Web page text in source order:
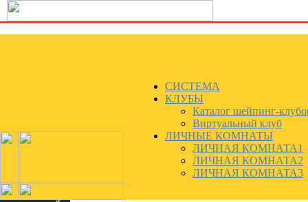
СИСТЕМА
КЛУБЫ
Каталог шейпинг-
Виртуальный клуб
ЛИЧНЫЕ КОМНАТЫ
ЛИЧНАЯ КОМНАТА1
ЛИЧНАЯ КОМНАТА2
ЛИЧНАЯ КОМНАТА3